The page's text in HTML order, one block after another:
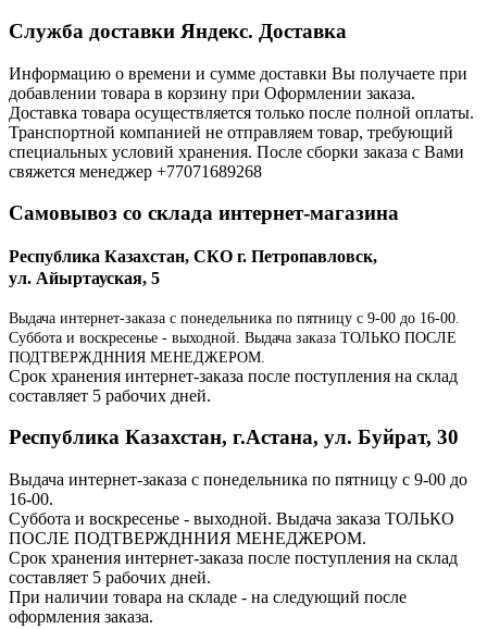
Служба доставки Яндекс. Доставка
Информацию о времени и сумме доставки Вы получаете при
добавлении товара в корзину при Оформлении заказа.
Доставка товара осуществляется только после полной оплаты.
Транспортной компанией не отправляем товар, требующий
специальных условий хранения. После сборки заказа с Вами
свяжется менеджер +77071689268
Самовывоз со склада интернет-магазина
Республика Казахстан, СКО г. Петропавловск,
ул. Айыртауская, 5
Выдача интернет-заказа с понедельника по пятницу с 9-00 до 16-00.
Суббота и воскресенье - выходной. Выдача заказа ТОЛЬКО ПОСЛЕ
ПОДТВЕРЖДННИЯ МЕНЕДЖЕРОМ.
Срок хранения интернет-заказа после поступления на склад
составляет 5 рабочих дней.
Республика Казахстан, г.Астана, ул. Буйрат, 30
Выдача интернет-заказа с понедельника по пятницу с 9-00 до
16-00.
Суббота и воскресенье - выходной. Выдача заказа ТОЛЬКО
ПОСЛЕ ПОДТВЕРЖДННИЯ МЕНЕДЖЕРОМ.
Срок хранения интернет-заказа после поступления на склад
составляет 5 рабочих дней.
При наличии товара на складе - на следующий после
оформления заказа.